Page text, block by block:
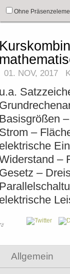
Ohne
01. NOV, 2017
u.a.
Basisgrößen
Strom –
elektrische
–
Gesetz –
elektrische
Allgemein